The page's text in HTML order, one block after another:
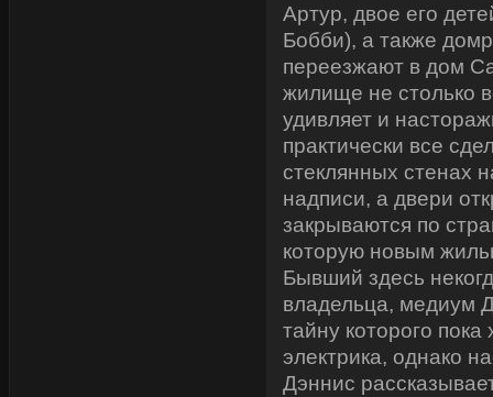
Артур, двое его
Бобби), а также
переезжают в дом
жилище не столько
удивляет и
практически все
стеклянных стенах
надписи, а двери
закрываются по
которую новым
Бывший здесь
владельца, медиум
тайну которого
электрика, однако
Дэннис